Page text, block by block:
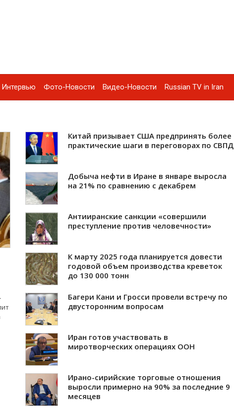
Интервью Фото-Новости Видео-Новости Russian TV in Iran
Китай призывает США предпринять более
практические шаги в переговорах по СВПД
Добыча нефти в Иране в январе выросла
на 21% по сравнению с декабрем
Антииранские санкции «совершили
преступление против человечности»
К марту 2025 года планируется довести
годовой объем производства креветок
до 130 000 тонн
Багери Кани и Гросси провели встречу по
двусторонним вопросам
Иран готов участвовать в
миротворческих операциях ООН
Ирано-сирийские торговые отношения
выросли примерно на 90% за последние 9
месяцев